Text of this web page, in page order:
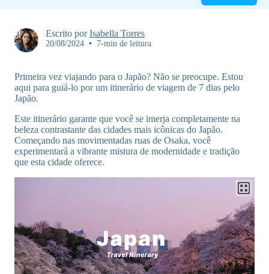
Escrito porIsabella Torres
20/08/2024 • 7-min de leitura
Primeira vez viajando para o Japão? Não se preocupe. Estou
aqui para guiá-lo por um itinerário de viagem de 7 dias pelo
Japão.
Este itinerário garante que você se imerja completamente na
beleza contrastante das cidades mais icônicas do Japão.
Começando nas movimentadas ruas de Osaka, você
experimentará a vibrante mistura de modernidade e tradição
que esta cidade oferece.